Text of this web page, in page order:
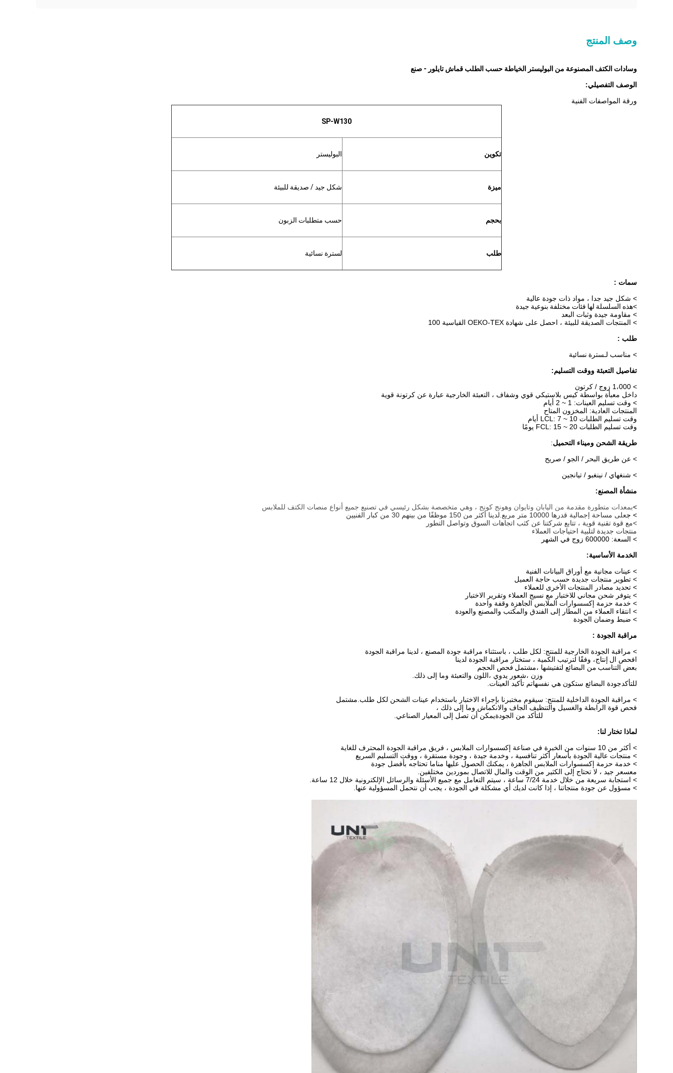
وصف المنتج
وسادات الكتف المصنوعة من البوليستر الخياطة حسب الطلب قماش تايلور - صنع
الوصف التفصيلي:
ورقة المواصفات الفنية
SP-W130
تكوين البوليستر
ميزة شكل جيد / صديقة للبيئة
بحجم حسب متطلبات الزبون
طلب لسترة نسائية
سمات :
> شكل جيد جدا ، مواد ذات جودة عالية
>هذه السلسلة لها فئات مختلفة بنوعية جيدة
> مقاومة جيدة وثبات البعد
> المنتجات الصديقة للبيئة ، احصل على شهادة OEKO-TEX القياسية 100
طلب :
> مناسب لـسترة نسائية
تفاصيل التعبئة ووقت التسليم:
> 1،000 زوج / كرتون
داخل معبأة بواسطة كيس بلاستيكي قوي وشفاف ، التعبئة الخارجية عبارة عن كرتونة قوية
> وقت تسليم العينات: 1 ~ 2 أيام
المنتجات العادية: المخزون المتاح
وقت تسليم الطلبات LCL: 7 ~ 10 أيام
وقت تسليم الطلبات FCL: 15 ~ 20 يومًا
طريقة الشحن وميناء التحميل:
> عن طريق البحر / الجو / صريح
> شنغهاي / نينغبو / تيانجين
منشأة المصنع:
>بمعدات متطورة مقدمة من اليابان وتايوان وهونج كونج ، وهي متخصصة بشكل رئيسي في تصنيع جميع أنواع منصات الكتف للملابس
> جعلى مساحة إجمالية قدرها 10000 متر مربع.لدينا أكثر من 150 موظفًا من بينهم 30 من كبار الفنيين
>مع قوة تقنية قوية ، تتابع شركتنا عن كثب اتجاهات السوق وتواصل التطور
منتجات جديدة لتلبية احتياجات العملاء
> السعة: 600000 زوج في الشهر
الخدمة الأساسية:
> عينات مجانية مع أوراق البيانات الفنية
> تطوير منتجات جديدة حسب حاجة العميل
> تحديد مصادر المنتجات الأخرى للعملاء
> يتوفر شحن مجاني للاختبار مع نسيج العملاء وتقرير الاختبار
> خدمة حزمة إكسسوارات الملابس الجاهزة وقفة واحدة
> انتقاء العملاء من المطار إلى الفندق والمكتب والمصنع والعودة
> ضبط وضمان الجودة
مراقبة الجودة :
> مراقبة الجودة الخارجية للمنتج: لكل طلب ، باستثناء مراقبة جودة المصنع ، لدينا مراقبة الجودة
افحص ال إنتاج، وفقًا لترتيب الكمية ، ستختار مراقبة الجودة لدينا
بعض التناسب من البضائع لتفتيشها ،مشتمل فحص الحجم
وزن ،شعور يدوي ،اللون والتعبئة وما إلى ذلك.
للتأكدجودة البضائع ستكون هي نفسهاتم تأكيد العينات.
> مراقبة الجودة الداخلية للمنتج: سيقوم مختبرنا بإجراء الاختبار باستخدام عينات الشحن لكل طلب. مشتمل
فحص قوة الرابطة والغسيل والتنظيف الجاف والانكماش وما إلى ذلك ،
للتأكد من الجودةيمكن أن تصل إلى المعيار الصناعي.
لماذا تختار لنا:
> أكثر من 10 سنوات من الخبرة في صناعة إكسسوارات الملابس ، فريق مراقبة الجودة المحترف للغاية
> منتجات عالية الجودة بأسعار أكثر تنافسية ، وخدمة جيدة ، وجودة مستقرة ، ووقت التسليم السريع
> خدمة حزمة إكسسوارات الملابس الجاهزة ، يمكنك الحصول عليها مناما تحتاجه بأفضل جودة
معسعر جيد ، لا تحتاج إلى الكثير من الوقت والمال للاتصال بموردين مختلفين.
> استجابة سريعة من خلال خدمة 7/24 ساعة ، سيتم التعامل مع جميع الأسئلة والرسائل الإلكترونية خلال 12 ساعة.
> مسؤول عن جودة منتجاتنا ، إذا كانت لديك أي مشكلة في الجودة ، يجب أن نتحمل المسؤولية عنها.